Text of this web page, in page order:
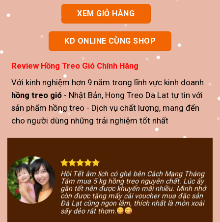
XEM GIỎ HÀNG
KD ONLINE CÙNG SHOP
Review Hồng Treo Gió Chính Hãng
Với kinh nghiệm hơn 9 năm trong lĩnh vực kinh doanh
hồng treo gió - Nhật Bản, Hong Treo Da Lat tự tin với
sản phẩm hồng treo - Dịch vụ chất lượng, mang đến
cho người dùng những trải nghiệm tốt nhất
bên Cách Mạng Tháng
treo nguyên chất. Lúc ấy
mãi nhiều. Mình nhớ
cái voucher mua đặc sản
thích nhất là món xoài
Hồng treo gió của
dẻo, mẫu mã đẹp
cao cấp thì mình hay
tặng cho bạn bè và